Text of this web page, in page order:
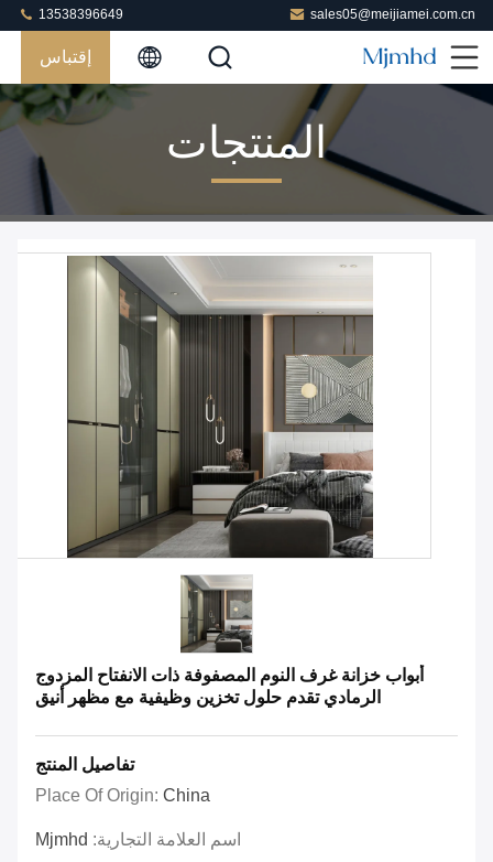
sales05@meijiamei.com.cn
13538396649
إقتباس
المنتجات
أبواب خزانة غرف النوم المصفوفة ذات الانفتاح المزدوج
الرمادي تقدم حلول تخزين وظيفية مع مظهر أنيق
تفاصيل المنتج
Place Of Origin: China
اسم العلامة التجارية: Mjmhd